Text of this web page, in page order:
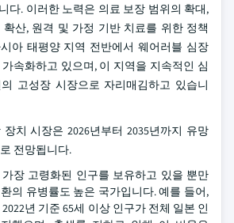
다. 이러한 노력은 의료 보장 범위의 확대,
산, 원격 및 가정 기반 치료를 위한 정책
아 태평양 지역 전반에서 웨어러블 심장
속화하고 있으며, 이 지역을 지속적인 심
고성장 시장으로 자리매김하고 있습니
치 시장은 2026년부터 2035년까지 유망
전망됩니다.
장 고령화된 인구를 보유하고 있을 뿐만
의 유병률도 높은 국가입니다. 예를 들어,
년 기준 65세 이상 인구가 전체 일본 인